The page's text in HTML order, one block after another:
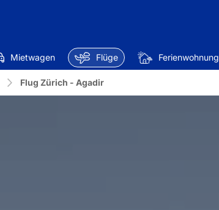
Mietwagen Flüge Ferienwohnung
Flug Zürich - Agadir